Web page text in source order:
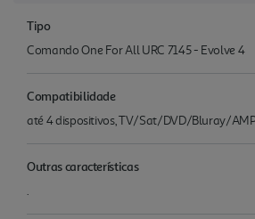
Tipo
Comando One For All URC 7145 - Evolve 4
Compatibilidade
até 4 dispositivos, TV/Sat/DVD/Bluray/
Outras características
.